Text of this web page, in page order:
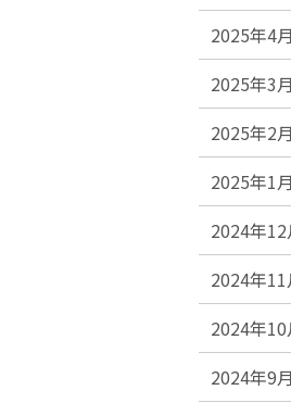
2025年4月
2025年3月
2025年2月
2025年1月
2024年12
2024年11
2024年10
2024年9月